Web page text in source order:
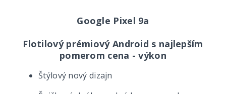
Google Pixel 9a
Flotilový prémiový Android s najlepším
pomerom cena - výkon
Štýlový nový dizajn